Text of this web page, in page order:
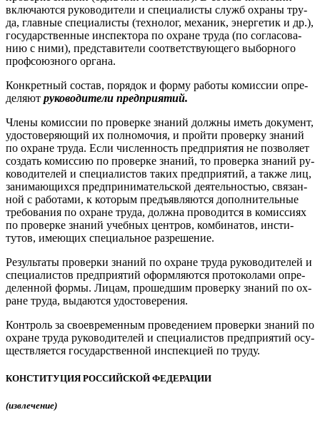
вклю­ча­ют­ся ру­ково­дите­ли и спе­ци­алис­ты служб ох­ра­ны тру­
да, глав­ные спе­ци­алис­ты (тех­но­лог, ме­ханик, энер­ге­тик и др.),
го­сударс­твен­ные ин­спек­то­ра по ох­ра­не тру­да (по сог­ла­сова­
нию с ни­ми), пред­ста­вите­ли со­от­ветс­тву­юще­го вы­бор­но­го
проф­со­юз­но­го ор­га­на.
Кон­крет­ный сос­тав, по­рядок и фор­му ра­боты ко­мис­сии оп­ре­
деля­ют ру­ково­дите­ли пред­при­ятий.
Чле­ны ко­мис­сии по про­вер­ке зна­ний дол­жны иметь до­кумент,
удос­то­веря­ющий их пол­но­мочия, и прой­ти про­вер­ку зна­ний
по ох­ра­не тру­да. Ес­ли чис­ленность пред­при­ятия не поз­во­ля­ет
соз­дать ко­мис­сию по про­вер­ке зна­ний, то про­вер­ка зна­ний ру­
ково­дите­лей и спе­ци­алис­тов та­ких пред­при­ятий, а так­же лиц,
за­нима­ющих­ся пред­при­нима­тель­ской де­ятель­ностью, свя­зан­
ной с ра­бота­ми, к ко­торым предъ­яв­ля­ют­ся до­пол­ни­тель­ные
тре­бова­ния по ох­ра­не тру­да, дол­жна про­водит­ся в ко­мис­си­ях
по про­вер­ке зна­ний учеб­ных цен­тров, ком­би­натов, ин­сти­
тутов, име­ющих спе­ци­аль­ное раз­ре­шение.
Ре­зуль­та­ты про­вер­ки зна­ний по ох­ра­не тру­да ру­ково­дите­лей и
спе­ци­алис­тов пред­при­ятий офор­мля­ют­ся про­токо­лами оп­ре­
делен­ной фор­мы. Ли­цам, про­шед­шим про­вер­ку зна­ний по ох­
ра­не тру­да, вы­да­ют­ся удос­то­вере­ния.
Кон­троль за сво­ев­ре­мен­ным про­веде­ни­ем про­вер­ки зна­ний по
ох­ра­не тру­да ру­ково­дите­лей и спе­ци­алис­тов пред­при­ятий осу­
щест­вля­ет­ся го­сударс­твен­ной ин­спек­ци­ей по тру­ду.
КОН­СТИ­ТУЦИЯ РОС­СИЙ­СКОЙ ФЕ­ДЕРА­ЦИИ
(из­вле­чение)